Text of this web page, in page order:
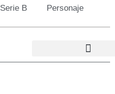
Serie B Personaje